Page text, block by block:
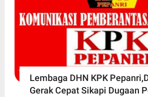
Lembaga DHN KPK
Gerak Cepat Sikapi Dugaan